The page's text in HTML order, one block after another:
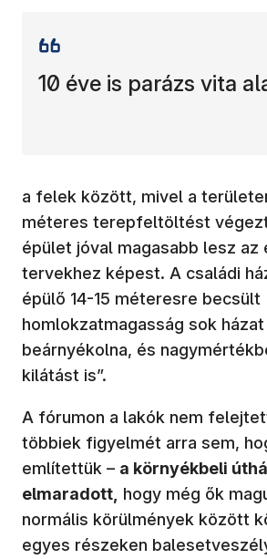
10 éve is parázs vita
a felek között, mivel a
méteres terepfeltöltést
épület jóval magasabb lesz az
tervekhez képest. A családi
épülő 14-15 méteresre becsült
homlokzatmagasság sok
beárnyékolna, és
kilátást is”.
A fórumon a lakók nem
többiek figyelmét arra sem,
említettük – a környékbeli
elmaradott, hogy még ők
normális körülmények között
egyes részeken